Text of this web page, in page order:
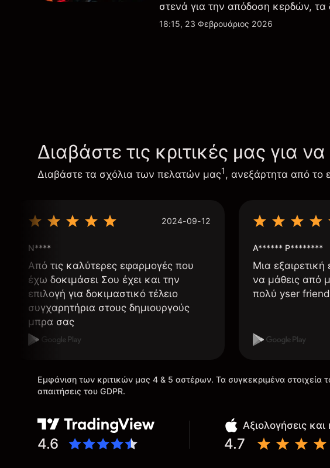
στενά για την απόδοση κερδών,
εξελίξεις στην τεχνολογία και την
18:15, 23 Φεβρουάριος 2026
Διαβάστε τις κριτικές μας για
Διαβάστε τα σχόλια των πελατών μας1, ανεξάρτητα από το
2024-09-12
N****
Από τις καλύτερες εφαρμογές που
έχω δοκιμάσει Σου έχει και την
επιλογή για δοκιμαστικό τέλειο
συγχαρητήρια στους δημιουργούς
μπρα σας
A****** P********
Μια
να μάθεις από
πολύ yser
Εμφάνιση των κριτικών μας 4 & 5 αστέρων. Τα συγκεκριμένα στοιχεία
απαιτήσεις του GDPR.
4.6
Αξιολογήσεις και
4.7